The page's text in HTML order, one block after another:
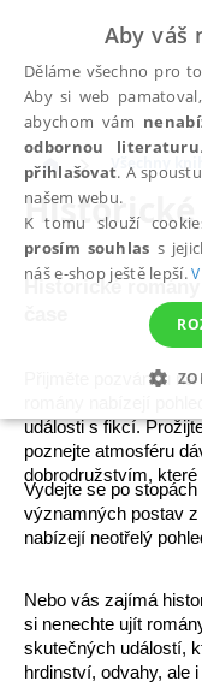
Všechny
Historické romány
Přijměte pozvánku
události s fikcí.
poznejte atmosféru
dobrodružstvím,
Vydejte se po
významných postav z
nabízejí neotřelý
Nebo vás zajímá
si nenechte ujít
skutečných událostí,
hrdinství, odvahy, ale
Aby váš
Děláme všechno pro
Aby si web
abychom vám
odbornou literaturu
přihlašovat. A
našem webu.
K tomu slouží
prosím souhlas s
náš e-shop ještě lepší.
NEZBYTNÉ
FUNKČNÍ
Nezbytně nutné soubory
stránek, jako je přihlášení